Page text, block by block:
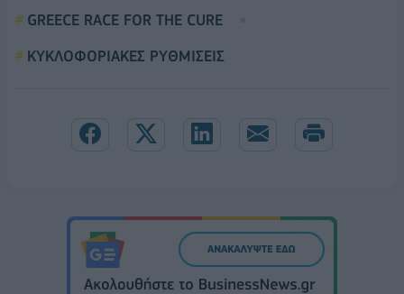
GREECE RACE FOR THE CURE
ΚΥΚΛΟΦΟΡΙΑΚΕΣ ΡΥΘΜΙΣΕΙΣ